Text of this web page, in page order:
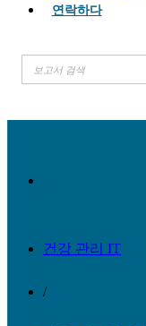
연락하다
건강 관리 IT
/